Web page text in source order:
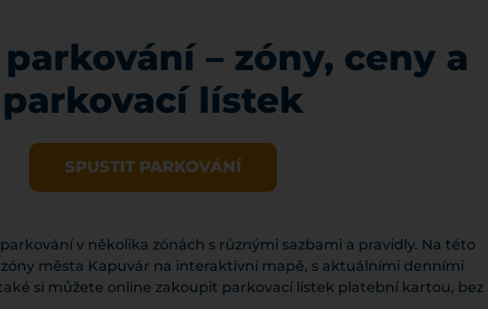
– zóny, ceny a
parkovací lístek
SPUSTIT PARKOVÁNÍ
v několika zónách s různými sazbami a pravidly. Na této
města Kapuvár na interaktivní mapě, s aktuálními denními
si můžete online zakoupit parkovací lístek platební kartou, bez